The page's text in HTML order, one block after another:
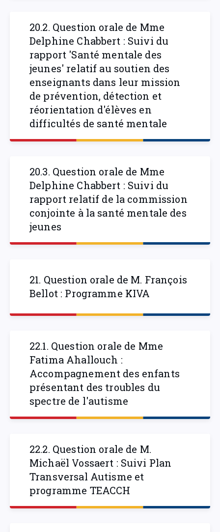
20.2. Question orale de Mme
Delphine Chabbert : Suivi du
rapport 'Santé mentale des
jeunes' relatif au soutien des
enseignants dans leur mission
de prévention, détection et
réorientation d'élèves en
difficultés de santé mentale
20.3. Question orale de Mme
Delphine Chabbert : Suivi du
rapport relatif de la commission
conjointe à la santé mentale des
jeunes
21. Question orale de M. François
Bellot : Programme KIVA
22.1. Question orale de Mme
Fatima Ahallouch :
Accompagnement des enfants
présentant des troubles du
spectre de l'autisme
22.2. Question orale de M.
Michaël Vossaert : Suivi Plan
Transversal Autisme et
programme TEACCH